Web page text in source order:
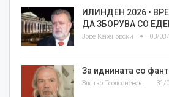
ИЛИНДЕН 2026 •
ДА ЗБОРУВА СО
Јове Кекеновски 03/
За иднината со
Златко Теодосиевски 31/